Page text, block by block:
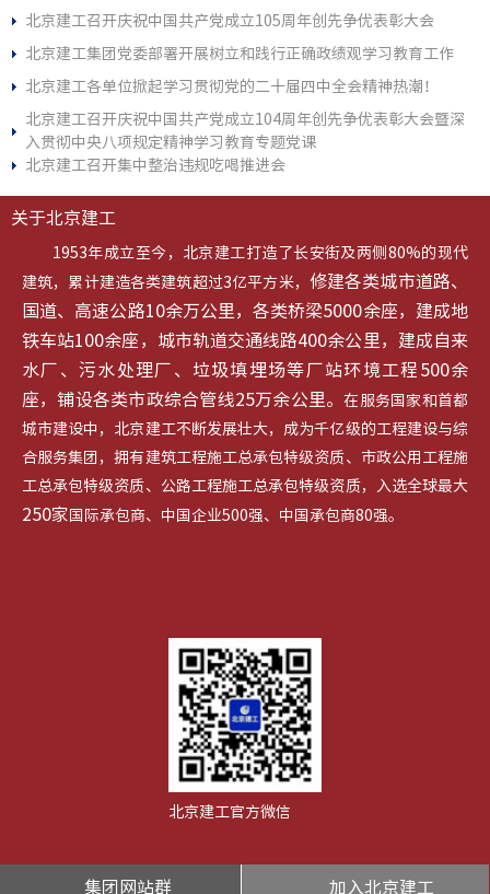
北京建工召开庆祝中国共产党成立105周年创先争优表彰大会
北京建工集团党委部署开展树立和践行正确政绩观学习教育工作
北京建工各单位掀起学习贯彻党的二十届四中全会精神热潮！
北京建工召开庆祝中国共产党成立104周年创先争优表彰大会暨深
入贯彻中央八项规定精神学习教育专题党课
北京建工召开集中整治违规吃喝推进会
关于北京建工
1953年成立至今，北京建工打造了长安街及两侧80%的现代
建筑，累计建造各类建筑超过3亿平方米， 修建各类城市道路、
国道、高速公路10余万公里，各类桥梁5000余座，建成地
铁车站100余座，城市轨道交通线路400余公里，建成自来
水厂、污水处理厂、垃圾填埋场等厂站环境工程500余
座，铺设各类市政综合管线25万余公里。在服务国家和首都
城市建设中，北京建工不断发展壮大，成为千亿级的工程建设与综
合服务集团，拥有建筑工程施工总承包特级资质、市政公用工程施
工总承包特级资质、公路工程施工总承包特级资质，入选全球最大
250家 国际承包商、中国企业500强、中国承包商80强。
北京建工官方微信
集团网站群 加入北京建工